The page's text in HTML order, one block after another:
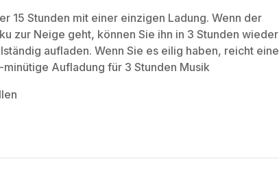
15 Stunden mit einer einzigen Ladung. Wenn der
zur Neige geht, können Sie ihn in 3 Stunden wieder
aufladen. Wenn Sie es eilig haben, reicht eine
minütige Aufladung für 3 Stunden Musik